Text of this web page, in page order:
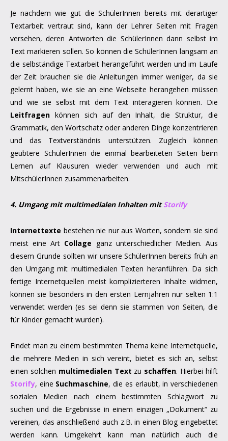
Je nachdem wie gut die SchülerInnen bereits mit derartiger
Textarbeit vertraut sind, kann der Lehrer Seiten mit Fragen
versehen, deren Antworten die SchülerInnen dann selbst im
Text markieren sollen. So können die SchülerInnen langsam an
die selbständige Textarbeit herangeführt werden und im Laufe
der Zeit brauchen sie die Anleitungen immer weniger, da sie
gelernt haben, wie sie an eine Webseite herangehen müssen
und wie sie selbst mit dem Text interagieren können. Die
Leitfragen können sich auf den Inhalt, die Struktur, die
Grammatik, den Wortschatz oder anderen Dinge konzentrieren
und das Textverständnis unterstützen. Zugleich können
geübtere SchülerInnen die einmal bearbeiteten Seiten beim
Lernen auf Klausuren wieder verwenden und auch mit
MitschülerInnen zusammenarbeiten.
4. Umgang mit multimedialen Inhalten mitStorify
Internettexte bestehen nie nur aus Worten, sondern sie sind
meist eine Art Collage ganz unterschiedlicher Medien. Aus
diesem Grunde sollten wir unsere SchülerInnen bereits früh an
den Umgang mit multimedialen Texten heranführen. Da sich
fertige Internetquellen meist komplizierteren Inhalte widmen,
können sie besonders in den ersten Lernjahren nur selten 1:1
verwendet werden (es sei denn sie stammen von Seiten, die
für Kinder gemacht wurden).
Findet man zu einem bestimmten Thema keine Internetquelle,
die mehrere Medien in sich vereint, bietet es sich an, selbst
einen solchen multimedialen Text zu schaffen. Hierbei hilft
Storify, eine Suchmaschine, die es erlaubt, in verschiedenen
sozialen Medien nach einem bestimmten Schlagwort zu
suchen und die Ergebnisse in einem einzigen „Dokument“ zu
vereinen, das anschließend auch z.B. in einen Blog eingebettet
werden kann. Umgekehrt kann man natürlich auch die